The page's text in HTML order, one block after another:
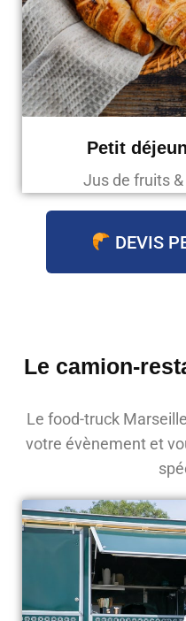
Petit
Jus de fruits
DEVIS
Le camion-
Le food-truck
votre évènement et